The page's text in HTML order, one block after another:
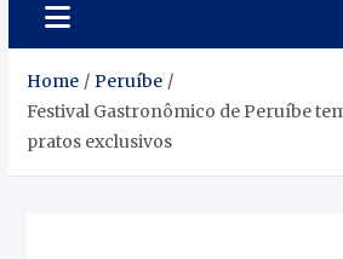
Home
Peruíbe
Festival Gastronômico de Peruíbe
pratos exclusivos